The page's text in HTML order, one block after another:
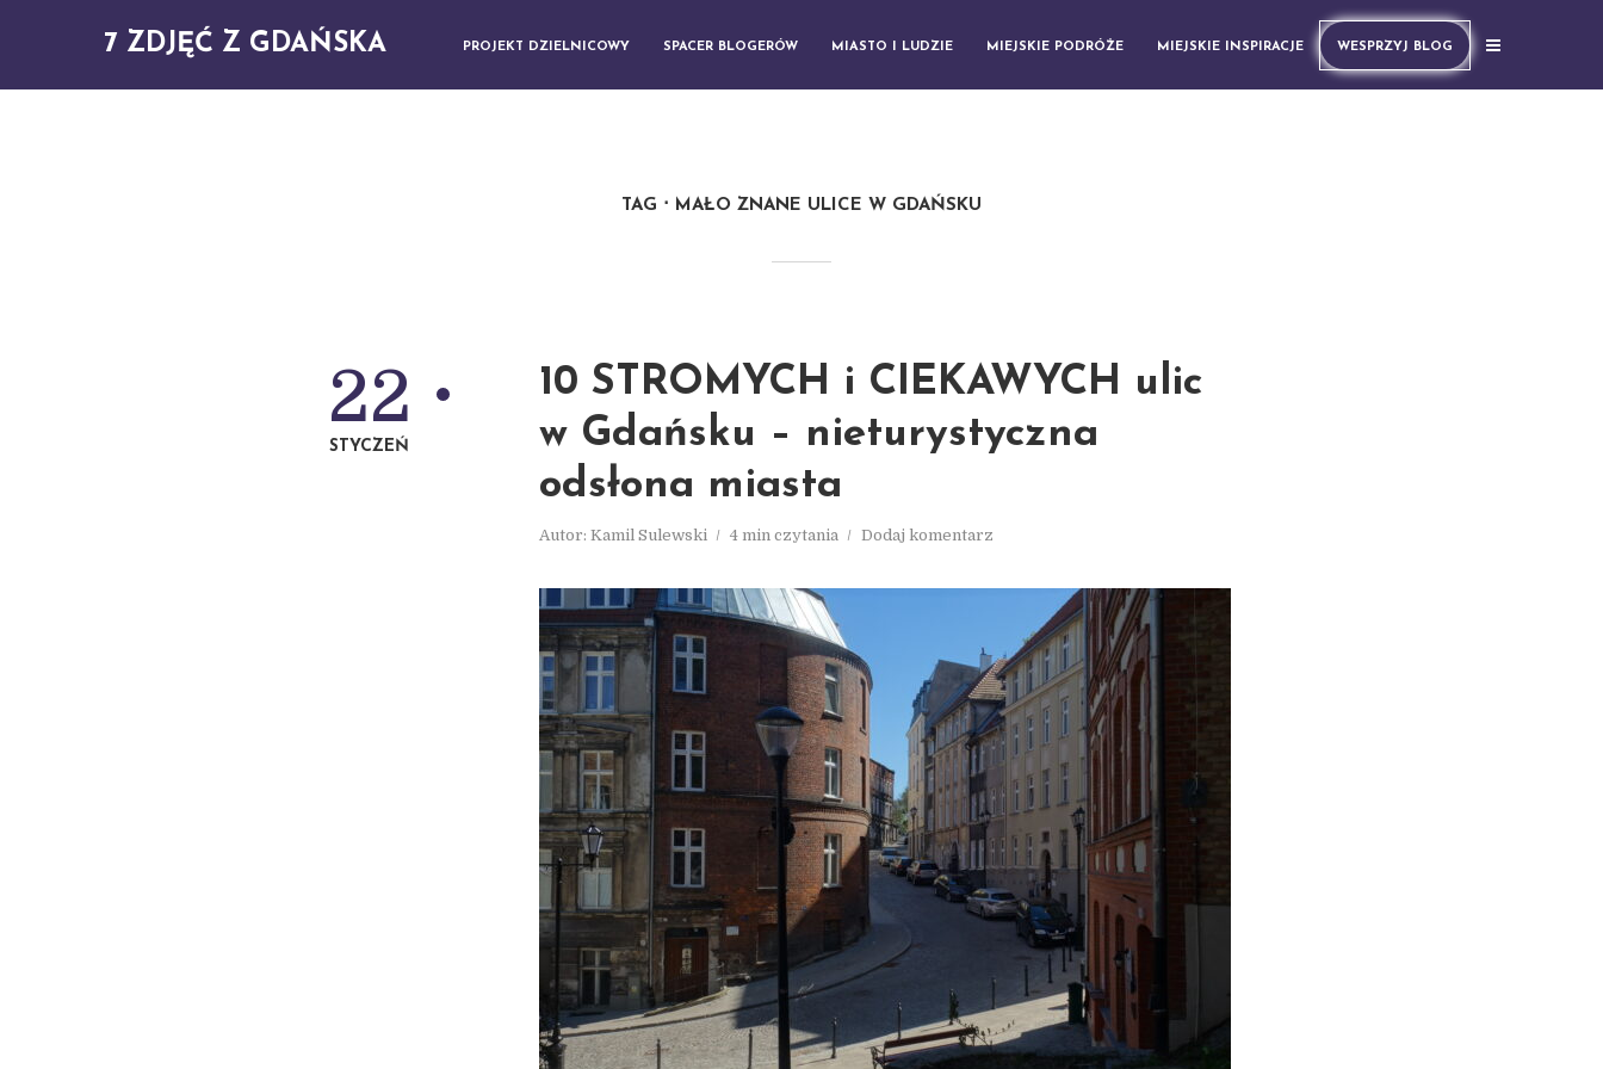
7 ZDJĘĆ Z GDAŃSKA PROJEKT DZIELNICOWY SPACER BLOGERÓW MIASTO I LUDZIE MIEJSKIE PODRÓŻE MIEJSKIE INSPIRACJE WESPRZYJ BLOG
TAG MAŁO ZNANE ULICE W GDAŃSKU
10 STROMYCH i CIEKAWYCH ulic
w Gdańsku – nieturystyczna
odsłona miasta
Autor: Kamil Sulewski 4 min czytania Dodaj komentarz
22
STYCZEŃ